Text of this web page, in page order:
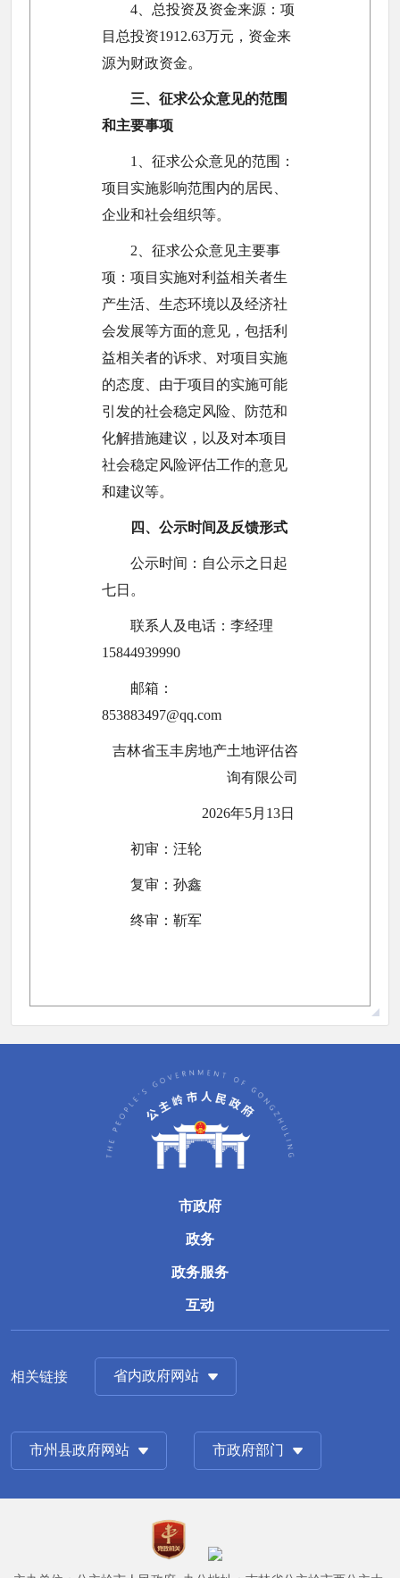
4、总投资及资金来源：项
目总投资1912.63万元，资金来
源为财政资金。
三、征求公众意见的范围
和主要事项
1、征求公众意见的范围：
项目实施影响范围内的居民、
企业和社会组织等。
2、征求公众意见主要事
项：项目实施对利益相关者生
产生活、生态环境以及经济社
会发展等方面的意见，包括利
益相关者的诉求、对项目实施
的态度、由于项目的实施可能
引发的社会稳定风险、防范和
化解措施建议，以及对本项目
社会稳定风险评估工作的意见
和建议等。
四、公示时间及反馈形式
公示时间：自公示之日起
七日。
联系人及电话：李经理
15844939990
邮箱：
853883497@qq.com
吉林省玉丰房地产土地评估咨
询有限公司
2026年5月13日
初审：汪轮
复审：孙鑫
终审：靳军
市政府
政务
政务服务
互动
相关链接 省内政府网站
市州县政府网站 市政府部门